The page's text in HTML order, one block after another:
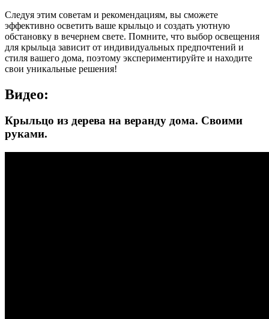
Следуя этим советам и рекомендациям, вы сможете
эффективно осветить ваше крыльцо и создать уютную
обстановку в вечернем свете. Помните, что выбор освещения
для крыльца зависит от индивидуальных предпочтений и
стиля вашего дома, поэтому экспериментируйте и находите
свои уникальные решения!
Видео:
Крыльцо из дерева на веранду дома. Своими
руками.